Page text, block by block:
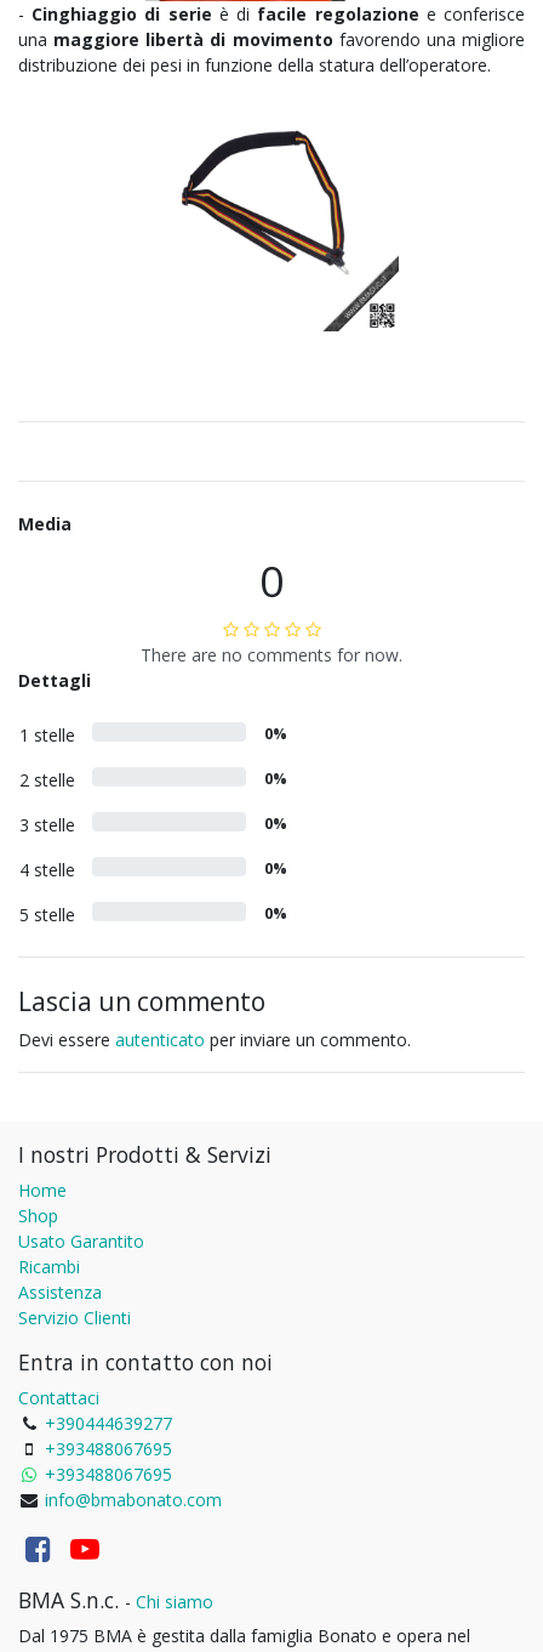
- Cinghiaggio di serie è di facile regolazione e conferisce
una maggiore libertà di movimento favorendo una migliore
distribuzione dei pesi in funzione della statura dell’operatore.
Media
0
There are no comments for now.
Dettagli
1 stelle 0%
2 stelle 0%
3 stelle 0%
4 stelle 0%
5 stelle 0%
Lascia un commento
Devi essere autenticato per inviare un commento.
I nostri Prodotti & Servizi
Home
Shop
Usato Garantito
Ricambi
Assistenza
Servizio Clienti
Entra in contatto con noi
Contattaci
+390444639277
+393488067695
+393488067695
info@bmabonato.com
BMA S.n.c. - Chi siamo
Dal 1975 BMA è gestita dalla famiglia Bonato e opera nel